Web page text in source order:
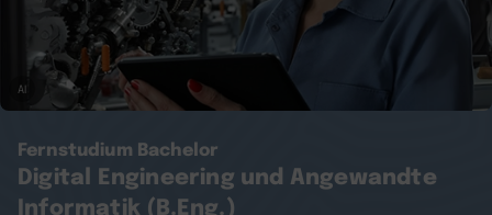
AI
Fernstudium Bachelor
Digital Engineering und Angewandte
Informatik (B.Eng.)